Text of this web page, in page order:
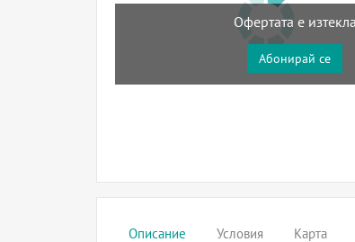
Офертата е изтекла
Абонирай се
Описание Условия Карта